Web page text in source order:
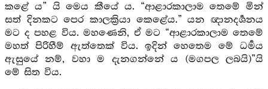
කළේ ය” යි මෙය කීයේ ය. “ආළාරකාලාම තෙමේ මින්
සත් දිනකට පෙර කාලක්‍රියා කෙළේය.” යන ඥානදර්‍ශනය
මට ද පහළ විය. මහණෙනි, ඒ මට “ආළාරකාලාම තෙමේ
මහත් පිරිහීම් ඇත්තෙක් විය. ඉදින් හෙතෙම මේ ධර්‍මය
ඇසුයේ නම්, වහා ම දැනගන්නේ ය (මගපල ලබයි)”යි
මේ සිත විය.